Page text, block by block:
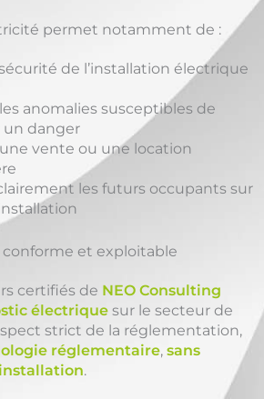
permet notamment de :
de l’installation électrique
anomalies susceptibles de
danger
vente ou une location
les futurs occupants sur
conforme et exploitable
certifiés de NEO Consulting
électrique sur le secteur de
strict de la réglementation,
réglementaire, sans
.